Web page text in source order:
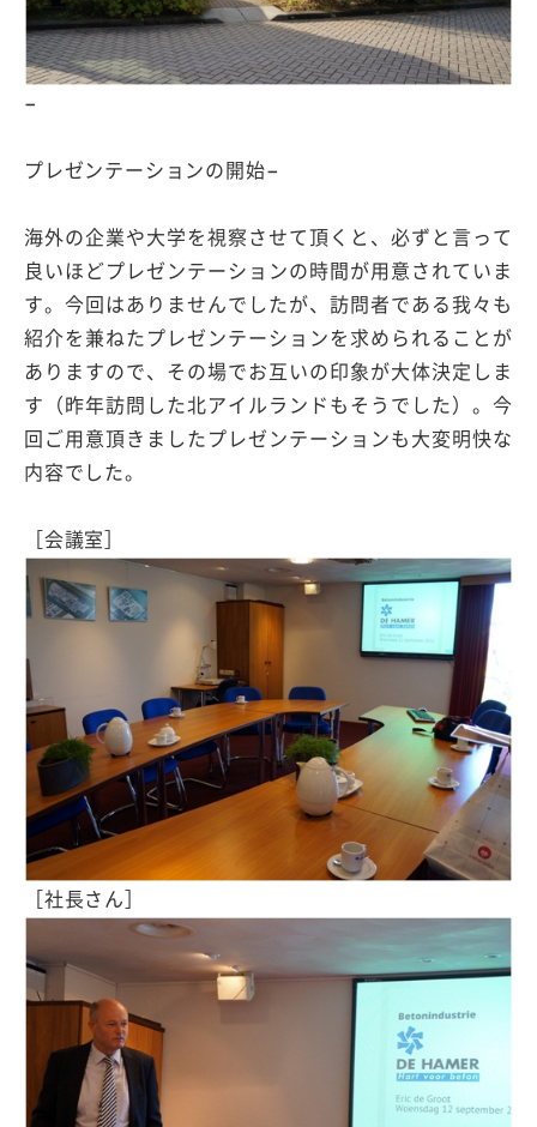
−
プレゼンテーションの開始−
海外の企業や大学を視察させて頂くと、必ずと言って
良いほどプレゼンテーションの時間が用意されていま
す。今回はありませんでしたが、訪問者である我々も
紹介を兼ねたプレゼンテーションを求められることが
ありますので、その場でお互いの印象が大体決定しま
す（昨年訪問した北アイルランドもそうでした）。今
回ご用意頂きましたプレゼンテーションも大変明快な
内容でした。
［会議室］
［社長さん］